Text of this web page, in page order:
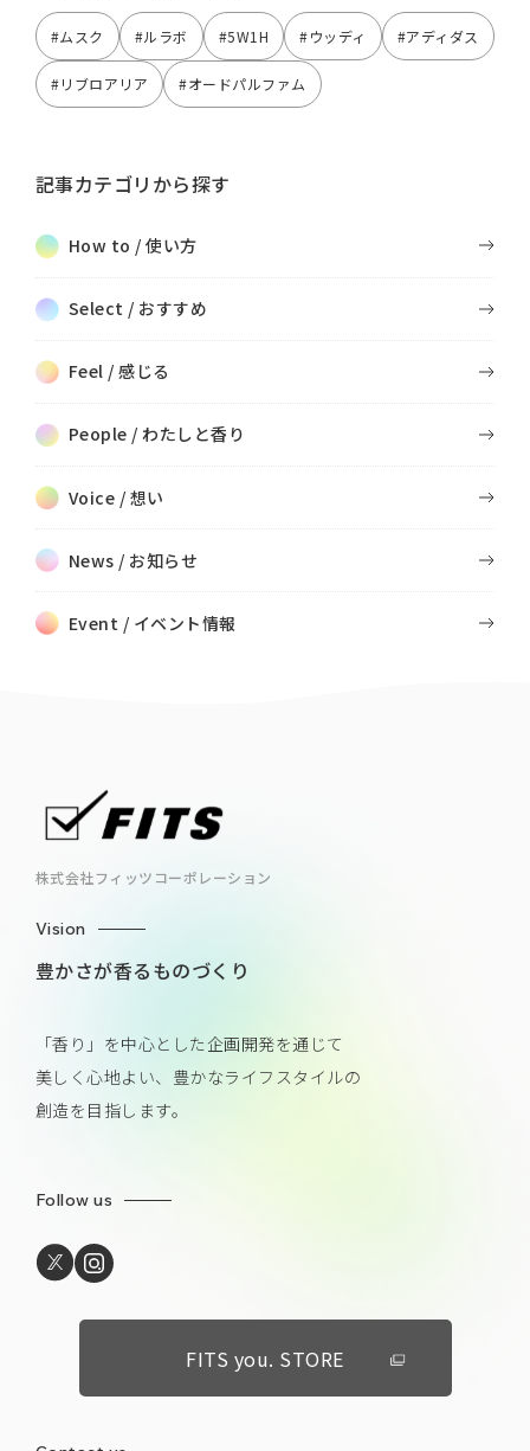
#ムスク #ルラボ #5W1H #ウッディ #アディダス
#リブロアリア #オードパルファム
記事カテゴリから探す
How to / 使い方
Select / おすすめ
Feel / 感じる
People / わたしと香り
Voice / 想い
News / お知らせ
Event / イベント情報
株式会社フィッツコーポレーション
Vision
豊かさが香るものづくり
「香り」を中心とした企画開発を通じて
美しく心地よい、豊かなライフスタイルの
創造を目指します。
Follow us
FITS you. STORE